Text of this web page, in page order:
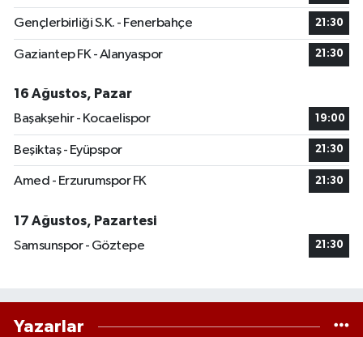
Gençlerbirliği S.K. - Fenerbahçe 21:30
Gaziantep FK - Alanyaspor 21:30
16 Ağustos, Pazar
Başakşehir - Kocaelispor
19:00
Beşiktaş - Eyüpspor 21:30
Amed - Erzurumspor FK 21:30
17 Ağustos, Pazartesi
Samsunspor - Göztepe
21:30
Yazarlar